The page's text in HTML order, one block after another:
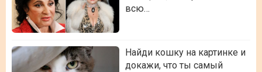
всю…
Найди кошку на картинке и
докажи, что ты самый